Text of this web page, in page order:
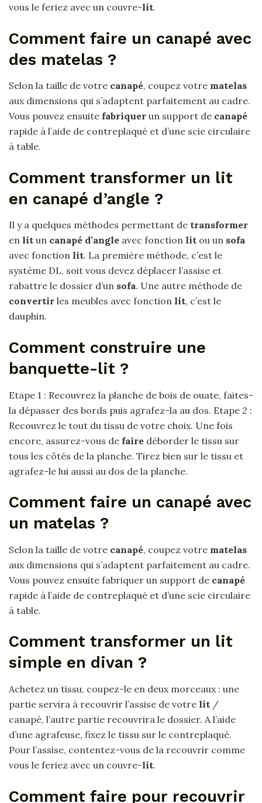
vous le feriez avec un couvre-lit.
Comment faire un canapé avec
des matelas ?
Selon la taille de votre canapé, coupez votre matelas
aux dimensions qui s’adaptent parfaitement au cadre.
Vous pouvez ensuite fabriquer un support de canapé
rapide à l’aide de contreplaqué et d’une scie circulaire
à table.
Comment transformer un lit
en canapé d’angle ?
Il y a quelques méthodes permettant de transformer
en lit un canapé d’angle avec fonction lit ou un sofa
avec fonction lit. La première méthode, c’est le
système DL, soit vous devez déplacer l’assise et
rabattre le dossier d’un sofa. Une autre méthode de
convertir les meubles avec fonction lit, c’est le
dauphin.
Comment construire une
banquette-lit ?
Etape 1 : Recouvrez la planche de bois de ouate, faites-
la dépasser des bords puis agrafez-la au dos. Etape 2 :
Recouvrez le tout du tissu de votre choix. Une fois
encore, assurez-vous de faire déborder le tissu sur
tous les côtés de la planche. Tirez bien sur le tissu et
agrafez-le lui aussi au dos de la planche.
Comment faire un canapé avec
un matelas ?
Selon la taille de votre canapé, coupez votre matelas
aux dimensions qui s’adaptent parfaitement au cadre.
Vous pouvez ensuite fabriquer un support de canapé
rapide à l’aide de contreplaqué et d’une scie circulaire
à table.
Comment transformer un lit
simple en divan ?
Achetez un tissu, coupez-le en deux morceaux : une
partie servira à recouvrir l’assise de votre lit /
canapé, l’autre partie recouvrira le dossier. A l’aide
d’une agrafeuse, fixez le tissu sur le contreplaqué.
Pour l’assise, contentez-vous de la recouvrir comme
vous le feriez avec un couvre-lit.
Comment faire pour recouvrir